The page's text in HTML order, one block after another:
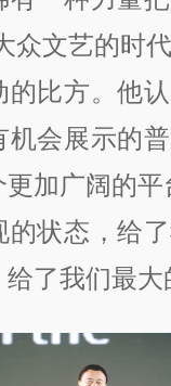
众文艺的时
的比方。他
机会展示的
加广阔的平
的状态，给
了我们最大